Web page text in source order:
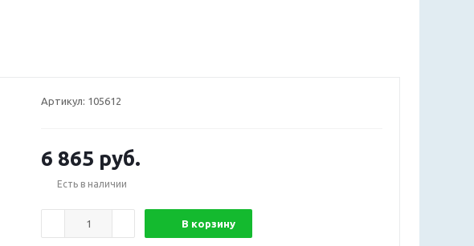
Артикул: 105612
6 865 руб.
Есть в наличии
В корзину